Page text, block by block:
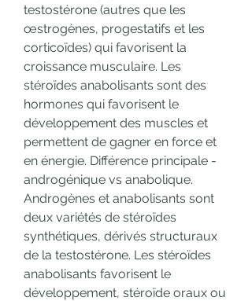
testostérone (autres que les
œstrogènes, progestatifs et les
corticoïdes) qui favorisent la
croissance musculaire. Les
stéroïdes anabolisants sont des
hormones qui favorisent le
développement des muscles et
permettent de gagner en force et
en énergie. Différence principale -
androgénique vs anabolique.
Androgènes et anabolisants sont
deux variétés de stéroïdes
synthétiques, dérivés structuraux
de la testostérone. Les stéroïdes
anabolisants favorisent le
développement, stéroïde oraux ou